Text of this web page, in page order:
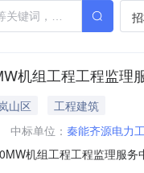
机组工程工程监理
山区
工程建筑
中标单位： 秦能齐源电力
机组工程工程监理服